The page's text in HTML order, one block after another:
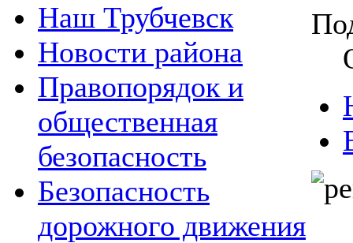
Наш Трубчевск
Новости района
Правопорядок и
общественная
безопасность
Безопасность
дорожного движения